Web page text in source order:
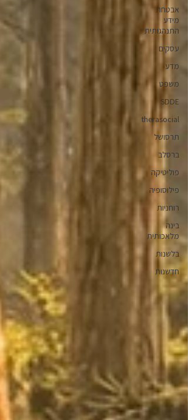
אבטחת
מידע
התנהגותית
עסקים
מדע
משפט
SDDE
therasocial
תרסושל
ברסלב
פוליטיקה
פילוסופיה
רוחניות
בינה
מלאכותית
בלשנות
חדשנות